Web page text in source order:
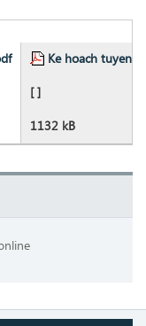
Ke hoach tuyen
[ ]
1132 kB